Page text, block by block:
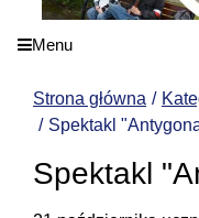
Menu
Strona główna
Spektakl
Spektakl